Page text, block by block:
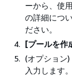
ーから、使
の詳細につ
ださい。
[プールを作
(オプション
入力します。